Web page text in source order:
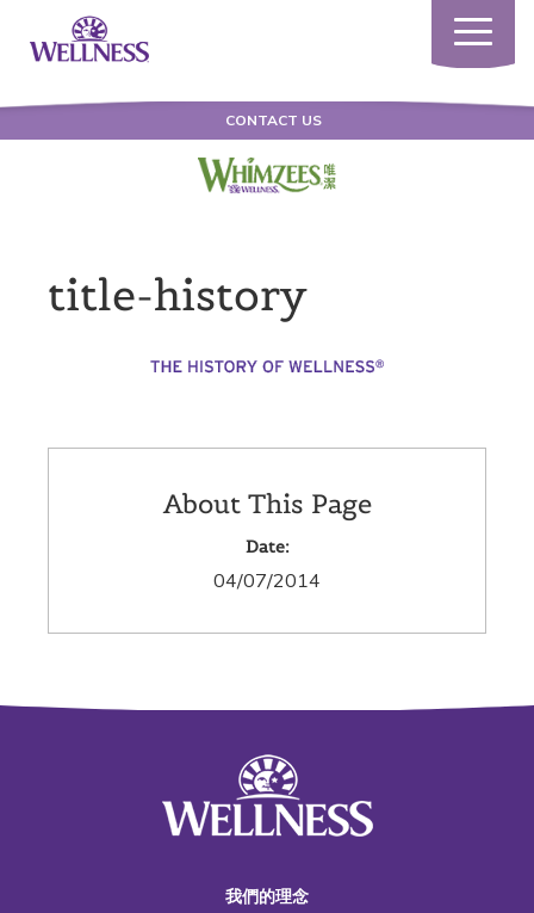
Toggle
CONTACT US
title-history
About This Page
Date:
04/07/2014
我們的理念